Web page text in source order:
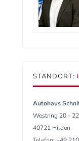
STANDORT:
Autohaus
Westring 20 - 22
40721 Hilden